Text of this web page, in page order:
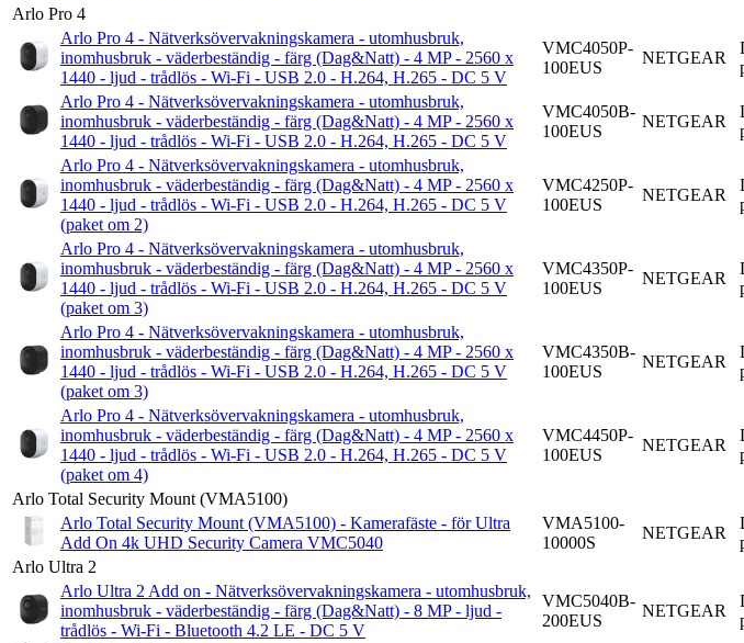
Arlo Pro 4
Arlo Pro 4 - Nätverksövervakningskamera - utomhusbruk,
inomhusbruk - väderbeständig - färg (Dag&Natt) - 4 MP - 2560 x
1440 - ljud - trådlös - Wi-Fi - USB 2.0 - H.264, H.265 - DC 5 V
VMC4050P-
100EUS
NETGEAR
Arlo Pro 4 - Nätverksövervakningskamera - utomhusbruk,
inomhusbruk - väderbeständig - färg (Dag&Natt) - 4 MP - 2560 x
1440 - ljud - trådlös - Wi-Fi - USB 2.0 - H.264, H.265 - DC 5 V
VMC4050B-
100EUS
NETGEAR
Arlo Pro 4 - Nätverksövervakningskamera - utomhusbruk,
inomhusbruk - väderbeständig - färg (Dag&Natt) - 4 MP - 2560 x
1440 - ljud - trådlös - Wi-Fi - USB 2.0 - H.264, H.265 - DC 5 V
(paket om 2)
VMC4250P-
100EUS
NETGEAR
Arlo Pro 4 - Nätverksövervakningskamera - utomhusbruk,
inomhusbruk - väderbeständig - färg (Dag&Natt) - 4 MP - 2560 x
1440 - ljud - trådlös - Wi-Fi - USB 2.0 - H.264, H.265 - DC 5 V
(paket om 3)
VMC4350P-
100EUS
NETGEAR
Arlo Pro 4 - Nätverksövervakningskamera - utomhusbruk,
inomhusbruk - väderbeständig - färg (Dag&Natt) - 4 MP - 2560 x
1440 - ljud - trådlös - Wi-Fi - USB 2.0 - H.264, H.265 - DC 5 V
(paket om 3)
VMC4350B-
100EUS
NETGEAR
Arlo Pro 4 - Nätverksövervakningskamera - utomhusbruk,
inomhusbruk - väderbeständig - färg (Dag&Natt) - 4 MP - 2560 x
1440 - ljud - trådlös - Wi-Fi - USB 2.0 - H.264, H.265 - DC 5 V
(paket om 4)
VMC4450P-
100EUS
NETGEAR
Arlo Total Security Mount (VMA5100)
Arlo Total Security Mount (VMA5100) - Kamerafäste - för Ultra
Add On 4k UHD Security Camera VMC5040
VMA5100-
10000S
NETGEAR
Arlo Ultra 2
Arlo Ultra 2 Add on - Nätverksövervakningskamera - utomhusbruk,
inomhusbruk - väderbeständig - färg (Dag&Natt) - 8 MP - ljud -
trådlös - Wi-Fi - Bluetooth 4.2 LE - DC 5 V
VMC5040B-
200EUS
NETGEAR